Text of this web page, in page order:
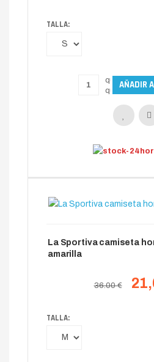
TALLA:
La Sportiva camiseta
amarilla
36.00 €
TALLA: